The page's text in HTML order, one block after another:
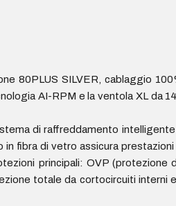
80PLUS SILVER, cablaggio
AI-RPM e la ventola XL da
di raffreddamento
in fibra di vetro assicura
principali: OVP (protezione
totale da cortocircuiti interni